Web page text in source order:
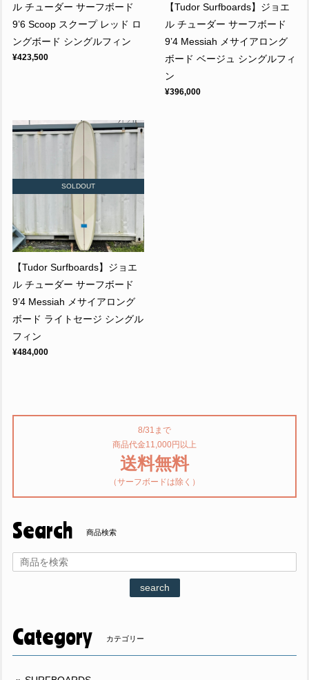
ル チューダー サーフボード
9’6 Scoop スクープ レッド ロ
ングボード シングルフィン
¥423,500
【Tudor Surfboards】ジョエ
ル チューダー サーフボード
9’4 Messiah メサイアロング
ボード ベージュ シングルフィ
ン
¥396,000
SOLDOUT
【Tudor Surfboards】ジョエ
ル チューダー サーフボード
9’4 Messiah メサイアロング
ボード ライトセージ シングル
フィン
¥484,000
8/31まで
商品代金11,000円以上
送料無料
（サーフボードは除く）
Search 商品検索
search
Category カテゴリー